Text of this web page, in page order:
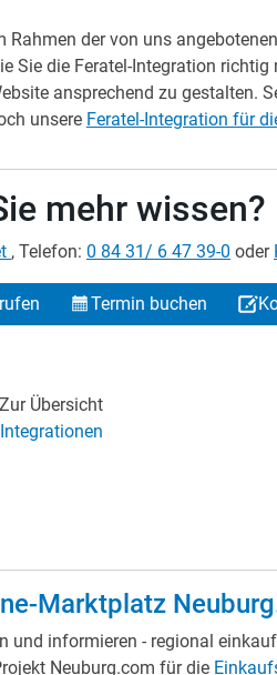
Rahmen der von uns
Sie die Feratel-Integration richtig
ansprechend zu gestalten.
unsere Feratel-Integration für
mehr wissen?
, Telefon: 0 84 31/ 6 47 39-0 oder
Termin buchen
Zur Übersicht
Integrationen
Marktplatz
informieren - regional einkaufen! Unser
Neuburg.com für die